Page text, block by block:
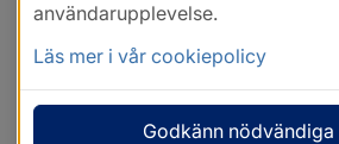
användarupplevelse.
Läs mer i vår cookiepolicy
Godkänn